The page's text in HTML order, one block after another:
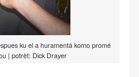
ku el a huramentá komo promé
| potrèt: Dick Drayer